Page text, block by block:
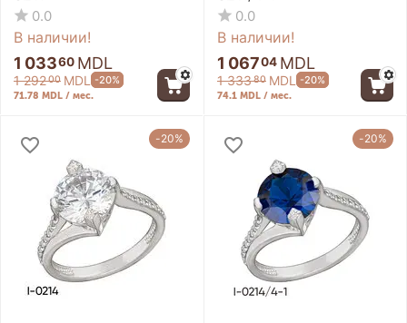
0.0
В наличии!
1 03360 MDL
1 29200 MDL -20%
71.78 MDL / мес.
0.0
В наличии!
1 06704 MDL
1 33380 MDL -20%
74.1 MDL / мес.
-20% -20%